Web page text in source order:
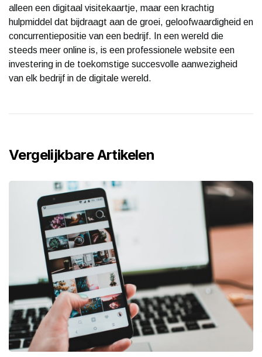
alleen een digitaal visitekaartje, maar een krachtig
hulpmiddel dat bijdraagt aan de groei, geloofwaardigheid en
concurrentiepositie van een bedrijf. In een wereld die
steeds meer online is, is een professionele website een
investering in de toekomstige succesvolle aanwezigheid
van elk bedrijf in de digitale wereld.
Vergelijkbare Artikelen